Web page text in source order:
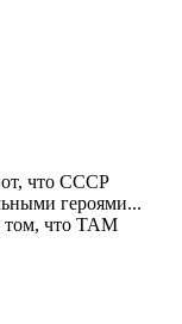
что СССР
героями...
том, что ТАМ